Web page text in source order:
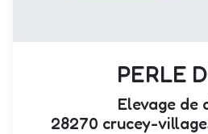
PERLE
Elevage de
28270 crucey-